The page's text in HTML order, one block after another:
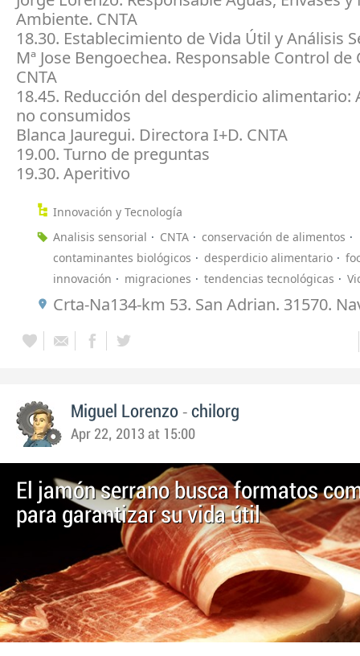
Ambiente. CNTA
18.30. Establecimiento de Vida Útil y Análisis
Mª Jose Bengoechea. Responsable Control de
CNTA
18.45. Reducción del desperdicio alimentario:
no consumidos
Blanca Jauregui. Directora I+D. CNTA
19.00. Turno de preguntas
19.30. Aperitivo
Innovación y Tecnología
Analisis sensorial
CNTA
conservación de alimentos
contaminantes biológicos
desperdicio alimentario
innovación
migraciones tendencias tecnológicas
Crta-Na134-km 53. San Adrian. 31570.
Miguel Lorenzo - chilorg
Apr 22, 2013 at 15:00
El jamón serrano busca formatos
para garantizar su vida útil